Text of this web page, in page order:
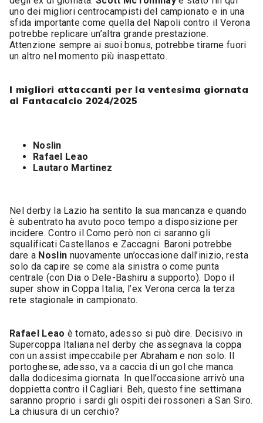
uno dei migliori centrocampisti del campionato e in una
sfida importante come quella del Napoli contro il Verona
potrebbe replicare un’altra grande prestazione.
Attenzione sempre ai suoi bonus, potrebbe tirarne fuori
un altro nel momento più inaspettato.
I migliori attaccanti per la ventesima giornata
al Fantacalcio 2024/2025
Noslin
Rafael Leao
Lautaro Martinez
Nel derby la Lazio ha sentito la sua mancanza e quando
è subentrato ha avuto poco tempo a disposizione per
incidere. Contro il Como però non ci saranno gli
squalificati Castellanos e Zaccagni. Baroni potrebbe
dare a Noslin nuovamente un’occasione dall’inizio, resta
solo da capire se come ala sinistra o come punta
centrale (con Dia o Dele-Bashiru a supporto). Dopo il
super show in Coppa Italia, l’ex Verona cerca la terza
rete stagionale in campionato.
Rafael Leao è tornato, adesso si può dire. Decisivo in
Supercoppa Italiana nel derby che assegnava la coppa
con un assist impeccabile per Abraham e non solo. Il
portoghese, adesso, va a caccia di un gol che manca
dalla dodicesima giornata. In quell’occasione arrivò una
doppietta contro il Cagliari. Beh, questo fine settimana
saranno proprio i sardi gli ospiti dei rossoneri a San Siro.
La chiusura di un cerchio?